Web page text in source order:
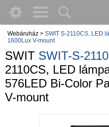
Webáruház > SWIT S-2110CS, LED
1600Lux V-mount
SWIT SWIT-S-
2110CS, LED
576LED Bi-Color
V-mount